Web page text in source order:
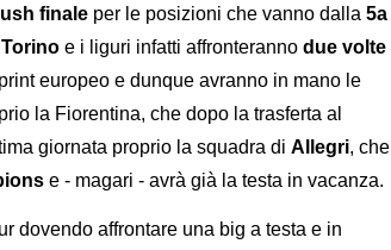
finale per le posizioni che vanno dalla 5a
Torino e i liguri infatti affronteranno due volte
europeo e dunque avranno in mano le
la Fiorentina, che dopo la trasferta al
giornata proprio la squadra di Allegri, che
e - magari - avrà già la testa in vacanza.
dovendo affrontare una big a testa e in